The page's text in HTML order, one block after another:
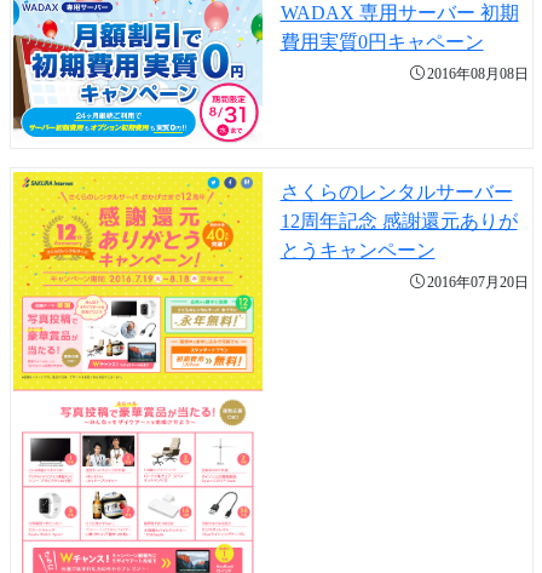
WADAX 専用サーバー 初期
費用実質0円キャペーン
2016年08月08日
さくらのレンタルサーバー
12周年記念 感謝還元ありが
とうキャンペーン
2016年07月20日